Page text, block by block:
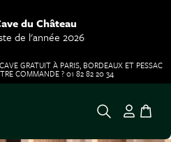
du Château
de l'année 2026
GRATUIT À PARIS, BORDEAUX ET PESSAC
COMMANDE ? 01 82 82 20 34